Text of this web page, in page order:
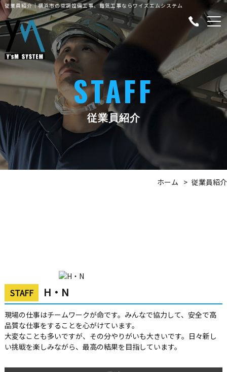
従業員紹介｜横浜市の空調設備工事、電気工事ならワイズエムシステム
STAFF
従業員紹介
ホーム 従業員紹介
STAFF H・N
現場の仕事はチームワークが命です。みんなで協力して、安全で高
品質な仕事をすることを心がけています。
大変なことも多いですが、その分やりがいも大きいです。日々新し
い挑戦を楽しみながら、最高の結果を目指しています。